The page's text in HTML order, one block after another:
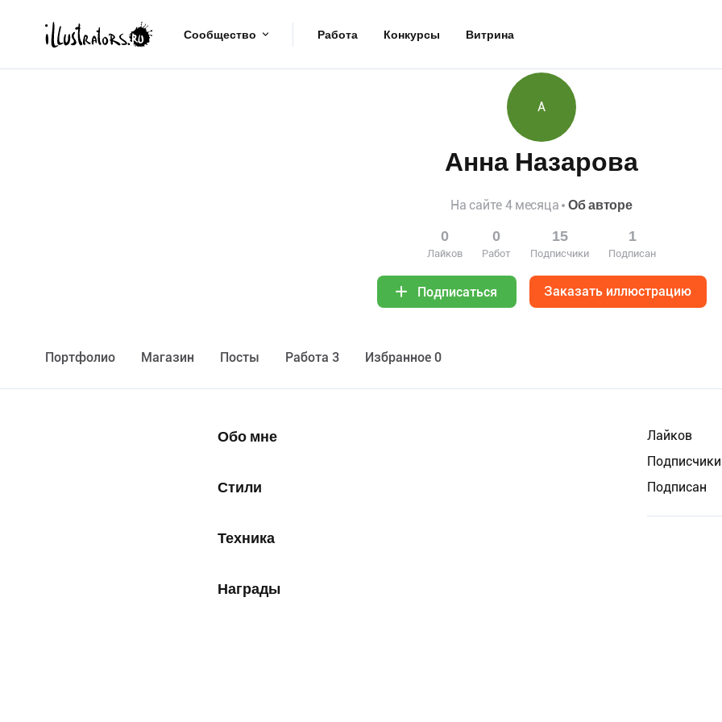
Сообщество Работа Конкурсы Витрина
А
Анна Назарова
На сайте 4 месяца Об авторе
0
Лайков
0
Работ
15
Подписчики
1
Подписан
Подписаться Заказать иллюстрацию
Портфолио Maгазин Посты Работа 3 Избранное 0
Обо мне
Стили
Техника
Награды
Лайков
Подписчики
Подписан